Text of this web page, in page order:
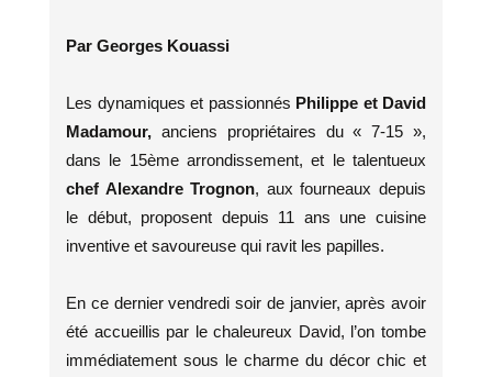
Par Georges Kouassi
Les dynamiques et passionnés Philippe et David
Madamour, anciens propriétaires du « 7-15 »,
dans le 15ème arrondissement, et le talentueux
chef Alexandre Trognon, aux fourneaux depuis
le début, proposent depuis 11 ans une cuisine
inventive et savoureuse qui ravit les papilles.
En ce dernier vendredi soir de janvier, après avoir
été accueillis par le chaleureux David, l’on tombe
immédiatement sous le charme du décor chic et